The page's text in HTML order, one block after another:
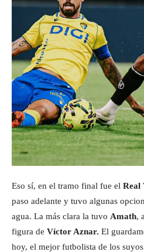
Eso sí, en el tramo final fue el Real
paso adelante y tuvo algunas
agua. La más clara la tuvo Amath,
figura de Víctor Aznar. El
hoy, el mejor futbolista de los